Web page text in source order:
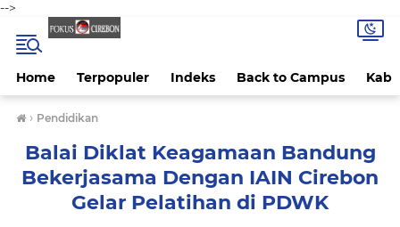
-->
Home Terpopuler Indeks Back to Campus Kab
› Pendidikan
Balai Diklat Keagamaan Bandung
Bekerjasama Dengan IAIN Cirebon
Gelar Pelatihan di PDWK